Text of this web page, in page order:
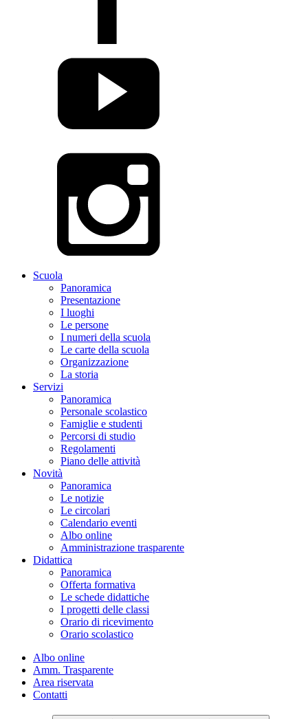
Scuola
Panoramica
Presentazione
I luoghi
Le persone
I numeri della scuola
Le carte della scuola
Organizzazione
La storia
Servizi
Panoramica
Personale scolastico
Famiglie e studenti
Percorsi di studio
Regolamenti
Piano delle attività
Novità
Panoramica
Le notizie
Le circolari
Calendario eventi
Albo online
Amministrazione trasparente
Didattica
Panoramica
Offerta formativa
Le schede didattiche
I progetti delle classi
Orario di ricevimento
Orario scolastico
Albo online
Amm. Trasparente
Area riservata
Contatti